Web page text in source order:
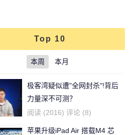
Top 10
本周 本月
极客湾疑似遭"全网封杀"!背后
力量深不可测？
阅读 (2016) 评论 (8)
苹果升级iPad Air 搭载M4 芯